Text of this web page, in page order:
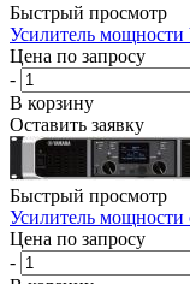
Быстрый просмотр
Усилитель
Цена по запросу
-
В корзину
Оставить заявку
Быстрый просмотр
Усилитель
Цена по запросу
-